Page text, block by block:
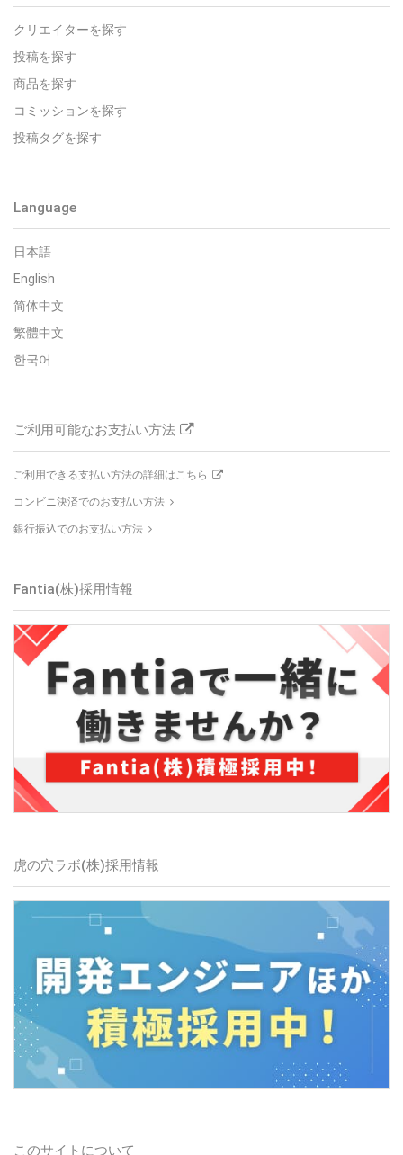
クリエイターを探す
投稿を探す
商品を探す
コミッションを探す
投稿タグを探す
Language
日本語
English
简体中文
繁體中文
한국어
ご利用可能なお支払い方法
ご利用できる支払い方法の詳細はこちら
コンビニ決済でのお支払い方法
銀行振込でのお支払い方法
Fantia(株)採用情報
虎の穴ラボ(株)採用情報
このサイトについて